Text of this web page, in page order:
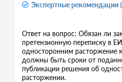
Экспертные рекомендации
Ответ на вопрос: Обязан ли
претензионную переписку в
односторонним расторжение
должны быть сроки от
публикации решения об
расторжении.